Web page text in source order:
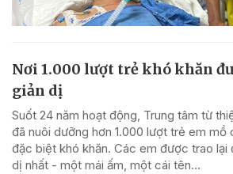
Nơi 1.000 lượt trẻ khó khăn
giản dị
Suốt 24 năm hoạt động, Trung tâm từ
đã nuôi dưỡng hơn 1.000 lượt trẻ em mồ
đặc biệt khó khăn. Các em được trao lại
dị nhất - một mái ấm, một cái tên...